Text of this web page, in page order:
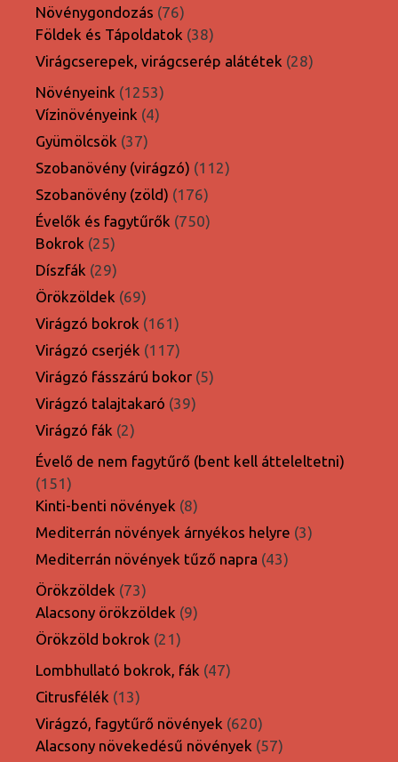
termék
Növénygondozás 7676
termék
Földek és Tápoldatok 3838
termék
Virágcserepek, virágcserép alátétek 2828
Növényeink 12531253
termék
Vízinövényeink 44
Gyümölcsök 3737
termék
Szobanövény (virágzó) 112112
Szobanövény (zöld) 176176
termék
Évelők és fagytűrők 750750
Bokrok 2525
termék
Díszfák 2929
termék
Örökzöldek 6969
termék
Virágzó bokrok 161161
termék
Virágzó cserjék 117117
termék
Virágzó fásszárú bokor 55
Virágzó talajtakaró 3939
Virágzó fák 22
termék
Évelő de nem fagytűrő (bent kell átteleltetni)
151151
termék
Kinti-benti növények 88
termék
Mediterrán növények árnyékos helyre 33
Mediterrán növények tűző napra 4343
Örökzöldek 7373
termék
Alacsony örökzöldek 99
Örökzöld bokrok 2121
termék
Lombhullató bokrok, fák 4747
Citrusfélék 1313
termék
Virágzó, fagytűrő növények 620620
termék
Alacsony növekedésű növények 5757